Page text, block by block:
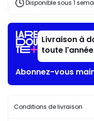
CHF
20%
réduction
appliquée.
Disponible sous 1
Livraison à
toute l'année
Abonnez-vous
Conditions de livraison